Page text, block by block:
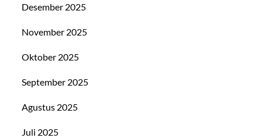
Desember 2025
November 2025
Oktober 2025
September 2025
Agustus 2025
Juli 2025